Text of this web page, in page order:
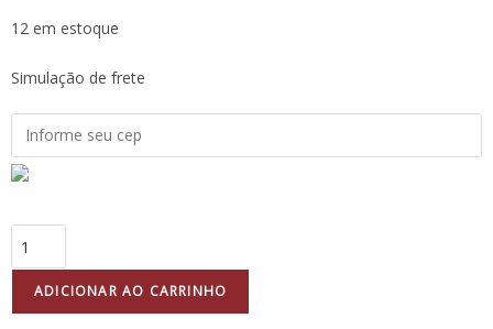
12 em estoque
Simulação de frete
ADICIONAR AO CARRINHO